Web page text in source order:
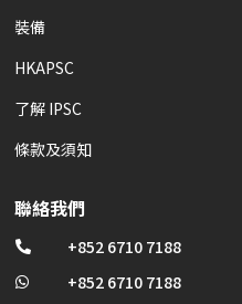
裝備
HKAPSC
了解 IPSC
條款及須知
聯絡我們
 +852 6710 7188
 +852 6710 7188